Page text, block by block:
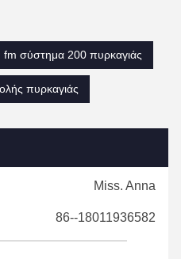
fm σύστημα 200 πυρκαγιάς
πυρκαγιάς
Miss. Anna
86--18011936582